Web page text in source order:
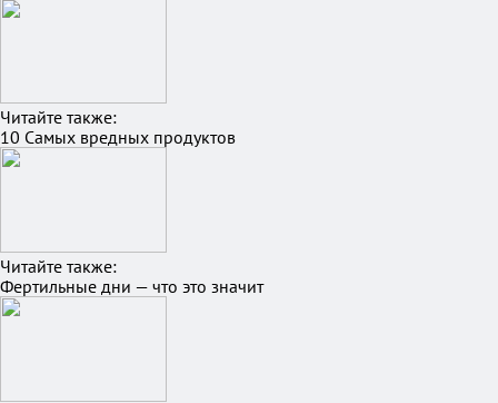
Читайте также:
10 Самых вредных продуктов
Читайте также:
Фертильные дни — что это значит